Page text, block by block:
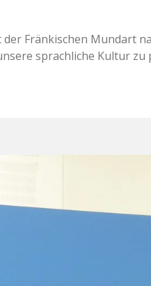
Fränkischen Mundart
sprachliche Kultur zu